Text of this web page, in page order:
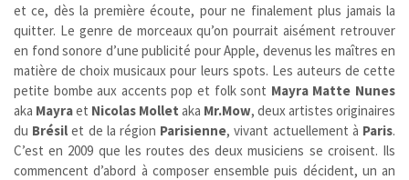
et ce, dès la première écoute, pour ne finalement plus jamais la
quitter. Le genre de morceaux qu’on pourrait aisément retrouver
en fond sonore d’une publicité pour Apple, devenus les maîtres en
matière de choix musicaux pour leurs spots. Les auteurs de cette
petite bombe aux accents pop et folk sont Mayra Matte Nunes
aka Mayraet Nicolas Mollet aka Mr.Mow, deux artistes originaires
du Brésil et de la région Parisienne, vivant actuellement à Paris.
C’est en 2009 que les routes des deux musiciens se croisent. Ils
commencent d’abord à composer ensemble puis décident, un an